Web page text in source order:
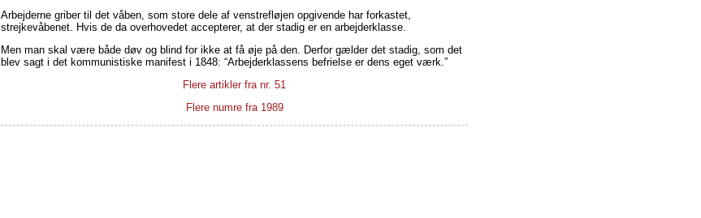
Arbejderne griber til det våben, som store dele af venstrefløjen opgivende har forkastet,
strejkevåbenet. Hvis de da overhovedet accepterer, at der stadig er en arbejderklasse.
Men man skal være både døv og blind for ikke at få øje på den. Derfor gælder det stadig, som det
blev sagt i det kommunistiske manifest i 1848: “Arbejderklassens befrielse er dens eget værk.”
Flere artikler fra nr. 51
Flere numre fra 1989